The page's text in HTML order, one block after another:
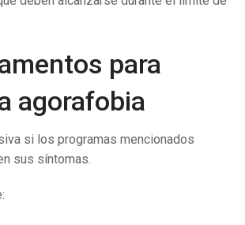
para
agorafobia
si los programas mencionados
sus síntomas.